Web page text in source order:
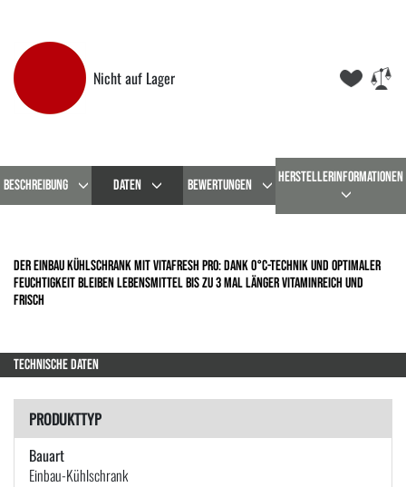
Nicht auf Lager
BESCHREIBUNG DATEN BEWERTUNGEN HERSTELLERINFORMATIONEN
Der Einbau Kühlschrank mit VitaFresh pro: dank 0°C-Technik und optimaler
Feuchtigkeit bleiben Lebensmittel bis zu 3 Mal länger vitaminreich und
frisch
TECHNISCHE DATEN
PRODUKTTYP
Bauart
Einbau-Kühlschrank